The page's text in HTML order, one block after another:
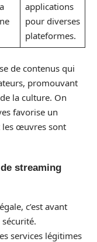
applications
pour diverses
plateformes.
de contenus qui
promouvant
la culture. On
favorise un
les œuvres sont
streaming
c’est avant
services légitimes